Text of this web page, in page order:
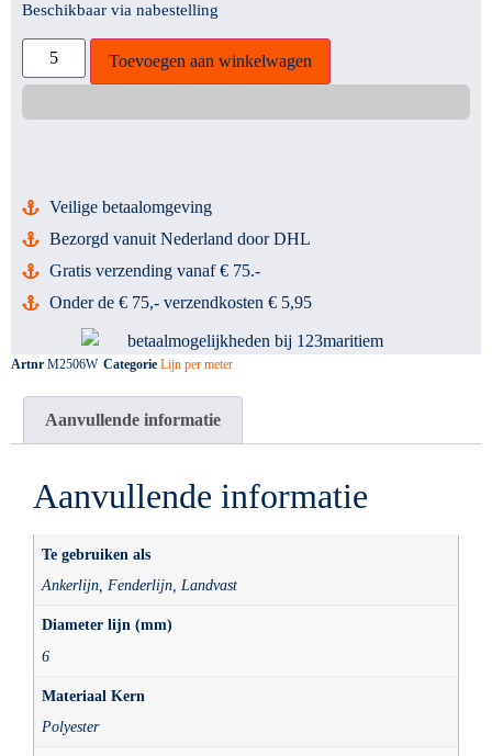
Beschikbaar via nabestelling
Toevoegen aan winkelwagen
Veilige betaalomgeving
Bezorgd vanuit Nederland door DHL
Gratis verzending vanaf € 75.-
Onder de € 75,- verzendkosten € 5,95
Artnr M2506W Categorie Lijn per meter
Aanvullende informatie
Aanvullende informatie
Te gebruiken als
Ankerlijn, Fenderlijn, Landvast
Diameter lijn (mm)
6
Materiaal Kern
Polyester